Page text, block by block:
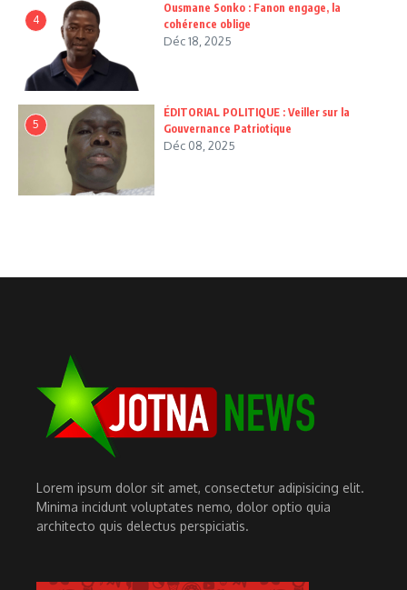
4
Ousmane Sonko : Fanon engage, la
cohérence oblige
Déc 18, 2025
5
ÉDITORIAL POLITIQUE : Veiller sur la
Gouvernance Patriotique
Déc 08, 2025
Lorem ipsum dolor sit amet, consectetur adipisicing elit.
Minima incidunt voluptates nemo, dolor optio quia
architecto quis delectus perspiciatis.